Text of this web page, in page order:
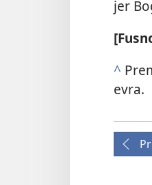
jer
^
evra.